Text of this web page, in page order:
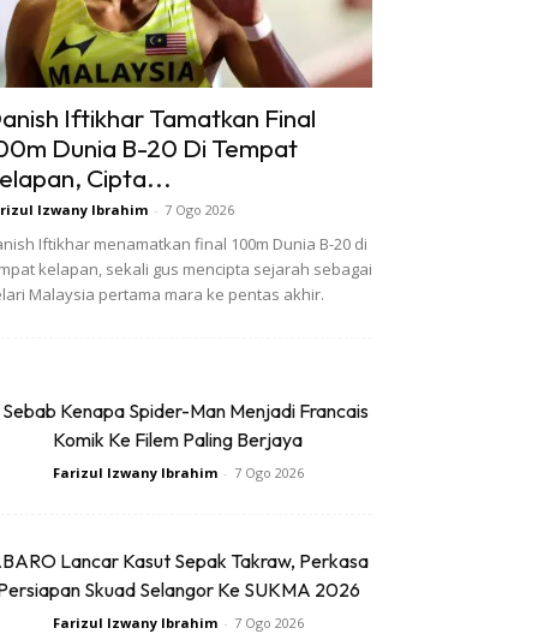
Iftikhar Tamatkan Final
Dunia B-20 Di Tempat
Cipta...
Izwany Ibrahim - 7 Ogo 2026
Iftikhar menamatkan final 100m Dunia B-20 di
kelapan, sekali gus mencipta sejarah sebagai
Malaysia pertama mara ke pentas akhir.
Kenapa Spider-Man Menjadi Francais
Komik Ke Filem Paling Berjaya
Farizul Izwany Ibrahim - 7 Ogo 2026
Lancar Kasut Sepak Takraw, Perkasa
Skuad Selangor Ke SUKMA 2026
Farizul Izwany Ibrahim - 7 Ogo 2026